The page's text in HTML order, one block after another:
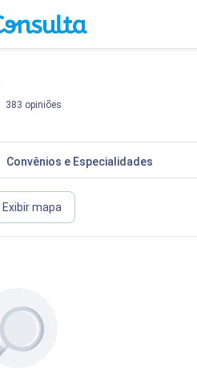
383 opiniões
Convênios e Especialidades
Exibir mapa